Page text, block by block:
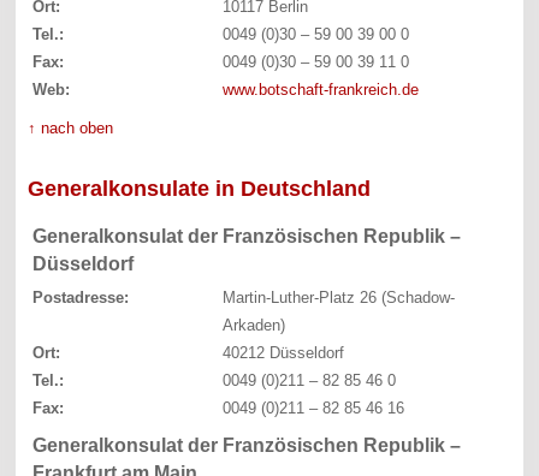
Ort:
10117 Berlin
Tel.:
0049 (0)30 – 59 00 39 00 0
Fax:
0049 (0)30 – 59 00 39 11 0
Web:
www.botschaft-frankreich.de
↑ nach oben
Generalkonsulate in Deutschland
Generalkonsulat der Französischen Republik –
Düsseldorf
Postadresse:
Martin-Luther-Platz 26 (Schadow-
Arkaden)
Ort:
40212 Düsseldorf
Tel.:
0049 (0)211 – 82 85 46 0
Fax:
0049 (0)211 – 82 85 46 16
Generalkonsulat der Französischen Republik –